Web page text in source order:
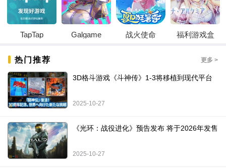
TapTap Galgame 战火使命 福利游戏盒
热门推荐 更多 >
3D格斗游戏《斗神传》1-3将移植到现代平台
2025-10-27
《光环：战役进化》预告发布 将于2026年发售
2025-10-27